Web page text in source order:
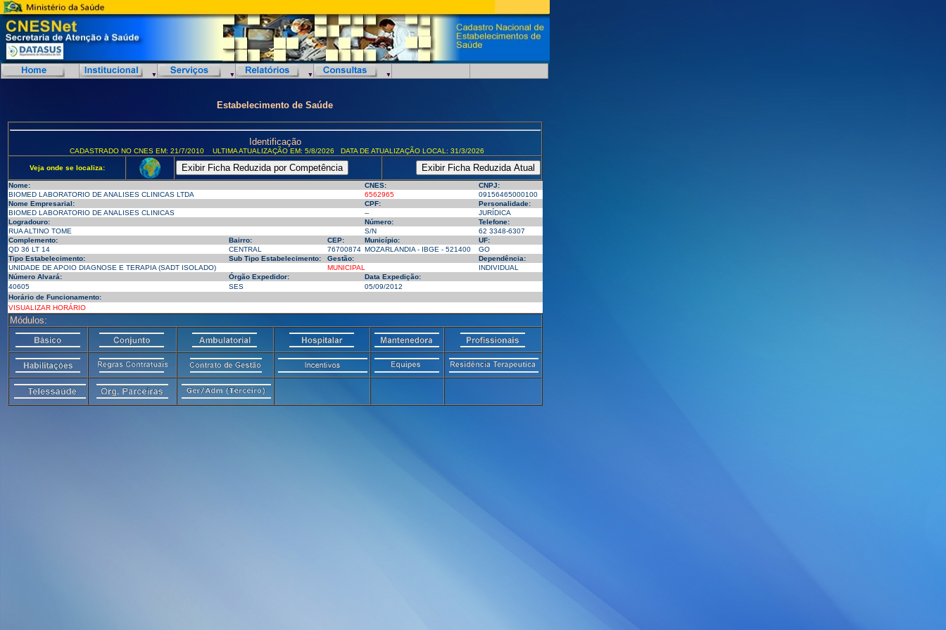
Estabelecimento de Saúde
Identificação
CADASTRADO NO CNES EM: 21/7/2010 ULTIMA ATUALIZAÇÃO EM: 5/8/2026 DATA DE ATUALIZAÇÃO LOCAL: 31/3/2026
Veja onde se localiza:
Nome: CNES:
CNPJ:
BIOMED LABORATORIO DE ANALISES CLINICAS LTDA
6562965
09156465000100
Nome Empresarial:
CPF:
Personalidade:
BIOMED LABORATORIO DE ANALISES CLINICAS
--
JURÍDICA
Logradouro:
Número:
Telefone:
RUA ALTINO TOME
S/N
62 3348-6307
Complemento:
Bairro: CEP: Município:
UF:
QD 36 LT 14
CENTRAL 76700874 MOZARLANDIA - IBGE - 521400
GO
Tipo Estabelecimento:
Sub Tipo Estabelecimento: Gestão:
Dependência:
UNIDADE DE APOIO DIAGNOSE E TERAPIA (SADT ISOLADO)
MUNICIPAL
INDIVIDUAL
Número Alvará:
Órgão Expedidor:
Data Expedição:
40605
SES
05/09/2012
Horário de Funcionamento:
VISUALIZAR HORÁRIO
Módulos: